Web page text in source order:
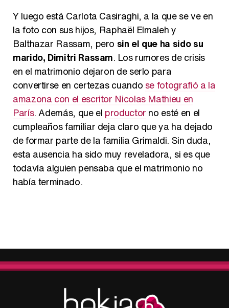
Y luego está Carlota Casiraghi, a la que se ve en
la foto con sus hijos, Raphaël Elmaleh y
Balthazar Rassam, pero sin el que ha sido su
marido, Dimitri Rassam. Los rumores de crisis
en el matrimonio dejaron de serlo para
convertirse en certezas cuando se fotografió a la
amazona con el escritor Nicolas Mathieu en
París. Además, que el productor no esté en el
cumpleaños familiar deja claro que ya ha dejado
de formar parte de la familia Grimaldi. Sin duda,
esta ausencia ha sido muy reveladora, si es que
todavía alguien pensaba que el matrimonio no
había terminado.